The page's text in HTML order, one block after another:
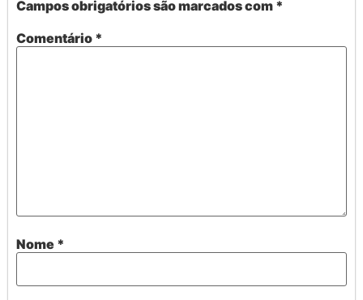
Campos obrigatórios são marcados com *
Comentário *
Nome *